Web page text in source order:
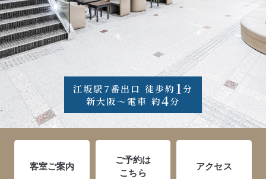
江坂駅7番出口 徒歩約 1分
新大阪～電車 約4分
客室ご案内
ご予約は
こちら
アクセス